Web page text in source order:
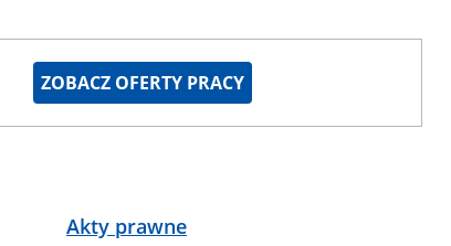
ZOBACZ OFERTY PRACY
Akty prawne